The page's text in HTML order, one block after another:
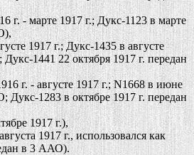
г. - марте 1917 г.; Дукс-1123 в марте
1917 г.; Дукс-1435 в августе
1441 22 октября 1917 г. передан
г. - августе 1917 г.; N1668 в июне
Дукс-1283 в октябре 1917 г. передан
1917 г.),
1917 г., использовался как
в 3 ААО).